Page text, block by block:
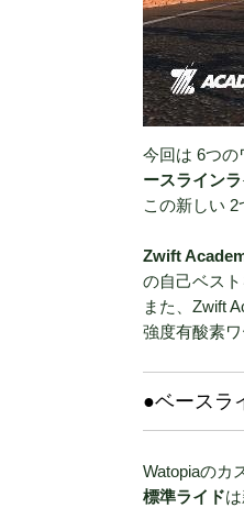
今回は 6つの
ースライン
この新しい
Zwift
の自己ベスト
また、Zwift
強度有酸素
●ベースラ
Watopiaのカ
標準ライド